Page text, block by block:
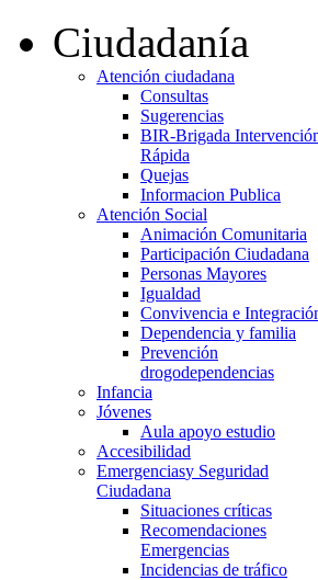
Ciudadanía
Atención ciudadana
Consultas
Sugerencias
BIR-Brigada
Rápida
Quejas
Informacion Publica
Atención Social
Animación Comunitaria
Participación Ciudadana
Personas Mayores
Igualdad
Convivencia e
Dependencia y familia
Prevención
drogodependencias
Infancia
Jóvenes
Aula apoyo estudio
Accesibilidad
Emergenciasy Seguridad
Ciudadana
Situaciones críticas
Recomendaciones
Emergencias
Incidencias de tráfico